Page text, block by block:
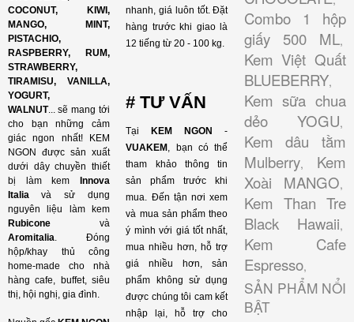
COCONUT, KIWI,
MANGO, MINT,
PISTACHIO,
RASPBERRY, RUM,
STRAWBERRY,
TIRAMISU, VANILLA,
YOGURT,
WALNUT... sẽ mang tới
cho bạn những cảm
giác ngon nhất! KEM
NGON được sản xuất
dưới dây chuyền thiết
bị làm kem
Innova
Italia và sử dụng
nguyên liệu làm kem
Rubicone và
Aromitalia. Đóng
hộp/khay thủ công
home-made cho nhà
hàng cafe, buffet, siêu
thị, hội nghị, gia đình.
nhanh, giá luôn tốt. Đặt
hàng trước khi giao là
12 tiếng từ 20 - 100 kg.
# TƯ VẤN
Tại KEM NGON
-
VUAKEM , bạn có thể
tham khảo thông tin
sản phẩm trước khi
mua. Đến tận nơi xem
và mua sản phẩm theo
ý mình với giá tốt nhất,
mua nhiều hơn, hỗ trợ
giá nhiều hơn, sản
phẩm không sử dụng
được chúng tôi cam kết
nhập lại, hỗ trợ cho
Combo 1 hộp
giấy 500 ML,
Kem Việt Quất
BLUEBERRY,
Kem sữa chua
dẻo YOGU,
Kem dâu tằm
Mulberry, Kem
Xoài MANGO,
Kem Than Tre
Black Hawaii,
Kem Cafe
Espresso,
SẢN PHẨM NỔI
BẬT